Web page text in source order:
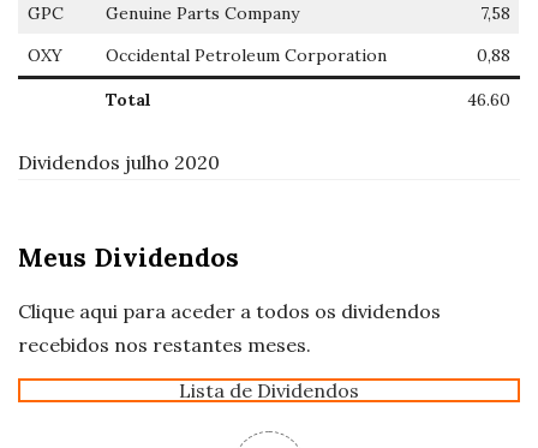
GPC
Genuine Parts Company
7,58
OXY
Occidental Petroleum Corporation 0,88
Total 46.60
Dividendos julho 2020
Meus Dividendos
Clique aqui para aceder a todos os dividendos
recebidos nos restantes meses.
Lista de Dividendos